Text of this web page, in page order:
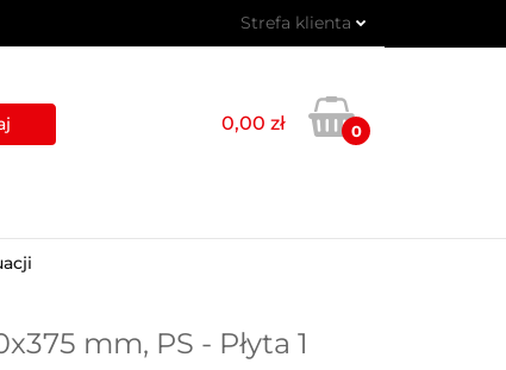
Strefa klienta
Zarejestruj się
Dodaj zgłoszenie
0,00 zł 0
mm, PS - Płyta 1